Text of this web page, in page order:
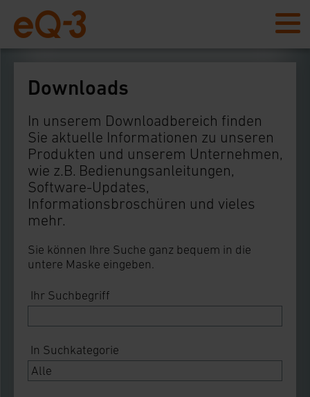
Downloads
In unserem Downloadbereich finden
Sie aktuelle Informationen zu unseren
Produkten und unserem Unternehmen,
wie z.B. Bedienungsanleitungen,
Software-Updates,
Informationsbroschüren und vieles
mehr.
Sie können Ihre Suche ganz bequem in die
untere Maske eingeben.
Ihr Suchbegriff
In Suchkategorie